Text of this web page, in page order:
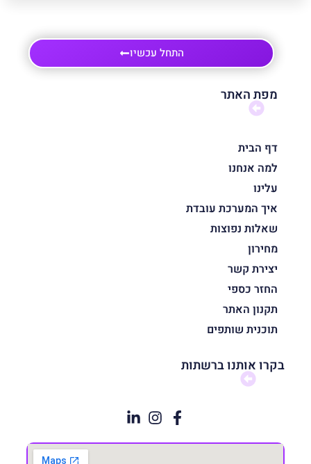
התחל עכשיו
מפת האתר
דף הבית
למה אנחנו
עלינו
איך המערכת עובדת
שאלות נפוצות
מחירון
יצירת קשר
החזר כספי
תקנון האתר
תוכנית שותפים
בקרו אותנו ברשתות